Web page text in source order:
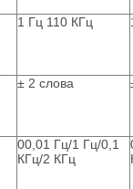
1 Гц 110 КГц
± 2 слова
00,01 Гц/1 Гц/0,1
КГц/2 КГц